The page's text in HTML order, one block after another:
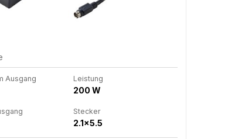
Ausgang Leistung
200 W
Stecker
2.1x5.5